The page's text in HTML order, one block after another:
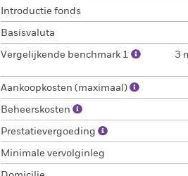
Introductie fonds
Basisvaluta
Vergelijkende benchmark 1
3
Aankoopkosten (maximaal)
Beheerskosten
Prestatievergoeding
Minimale vervolginleg